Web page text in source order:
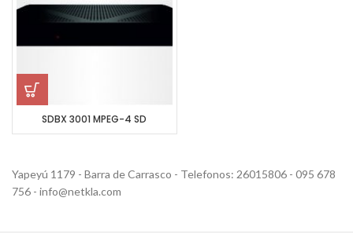
SDBX 3001 MPEG-4 SD
Yapeyú 1179 - Barra de Carrasco - Telefonos: 26015806 - 095 678
756 - info@netkla.com